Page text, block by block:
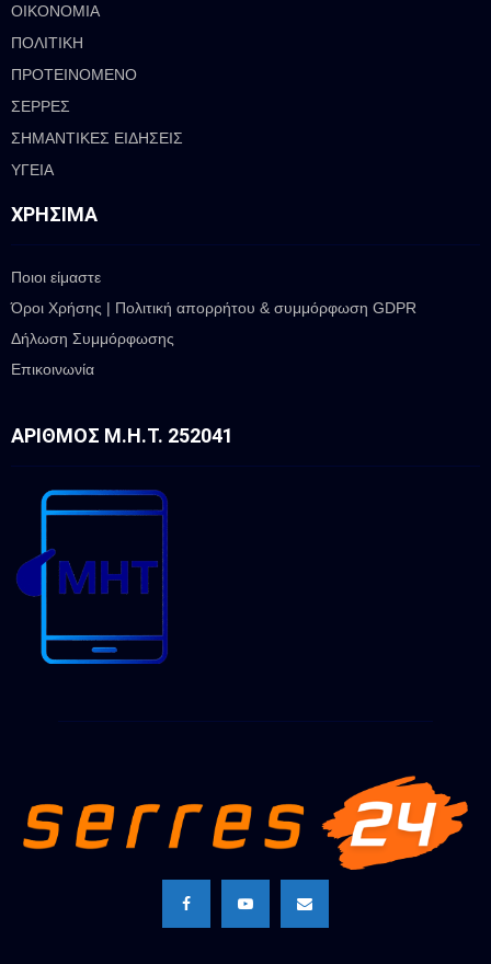
ΟΙΚΟΝΟΜΙΑ
ΠΟΛΙΤΙΚΗ
ΠΡΟΤΕΙΝΟΜΕΝΟ
ΣΕΡΡΕΣ
ΣΗΜΑΝΤΙΚΕΣ ΕΙΔΗΣΕΙΣ
ΥΓΕΙΑ
ΧΡΉΣΙΜΑ
Ποιοι είμαστε
Όροι Χρήσης | Πολιτική απορρήτου & συμμόρφωση GDPR
Δήλωση Συμμόρφωσης
Επικοινωνία
ΑΡΙΘΜΌΣ Μ.Η.Τ. 252041